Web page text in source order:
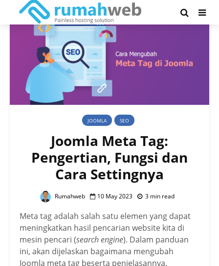
JOOMLA SEO
Joomla Meta Tag:
Pengertian, Fungsi dan
Cara Settingnya
Rumahweb 10 May 2023 3 min read
Meta tag adalah salah satu elemen yang dapat
meningkatkan hasil pencarian website kita di
mesin pencari (search engine). Dalam panduan
ini, akan dijelaskan bagaimana mengubah
Joomla meta tag beserta penjelasannya.